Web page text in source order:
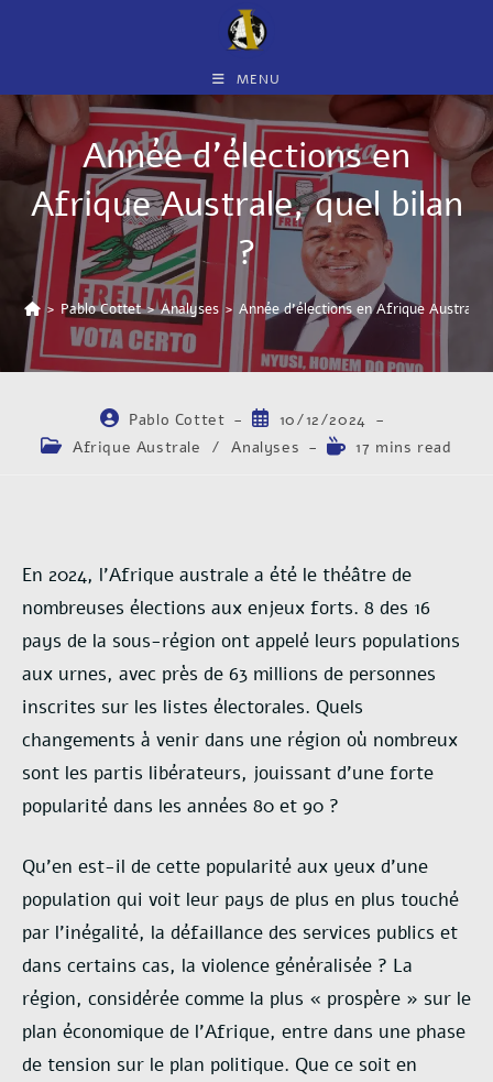
MENU
Année d’élections en
Afrique Australe, quel bilan
?
> Pablo Cottet > Analyses > Année d’élections en Afrique Australe,
Pablo Cottet
10/12/2024
Afrique Australe
/ Analyses 17 mins read
En 2024, l’Afrique australe a été le théâtre de
nombreuses élections aux enjeux forts. 8 des 16
pays de la sous-région ont appelé leurs populations
aux urnes, avec près de 63 millions de personnes
inscrites sur les listes électorales. Quels
changements à venir dans une région où nombreux
sont les partis libérateurs, jouissant d’une forte
popularité dans les années 80 et 90 ?
Qu’en est-il de cette popularité aux yeux d’une
population qui voit leur pays de plus en plus touché
par l’inégalité, la défaillance des services publics et
dans certains cas, la violence généralisée ? La
région, considérée comme la plus « prospère » sur le
plan économique de l’Afrique, entre dans une phase
de tension sur le plan politique. Que ce soit en